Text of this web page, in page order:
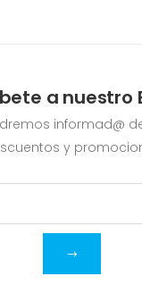
a nuestro
informad@
y